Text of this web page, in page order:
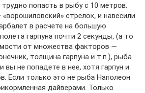
попасть в рыбу с 10 метров.
стрелок, и навесили
в расчете на большую
гарпуна почти 2 секунды, (а то
от множества факторов —
толщина гарпуна и т.п.), рыба
вы не попадете в нее, хотя гарпун и
Если только это не рыба Наполеон
дайверами. Только